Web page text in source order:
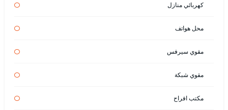
كهربائي منازل
محل هواتف
مقوي سيرفس
مقوي شبكة
مكتب افراح